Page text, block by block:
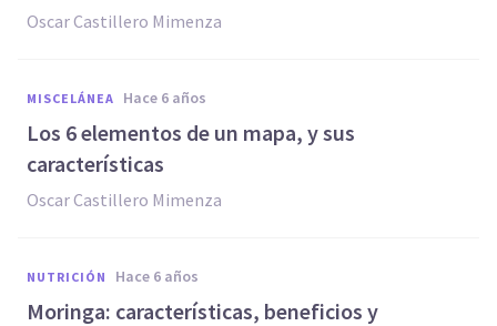
Oscar Castillero Mimenza
MISCELÁNEA hace 6 años
Los 6 elementos de un mapa, y sus
características
Oscar Castillero Mimenza
NUTRICIÓN hace 6 años
Moringa: características, beneficios y